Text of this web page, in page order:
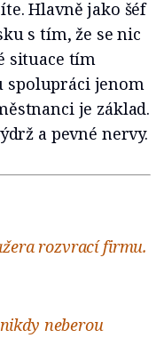
Hlavně jako šéf
s tím, že se nic
situace tím
spolupráci jenom
je základ.
a pevné nervy.
rozvrací firmu.
neberou